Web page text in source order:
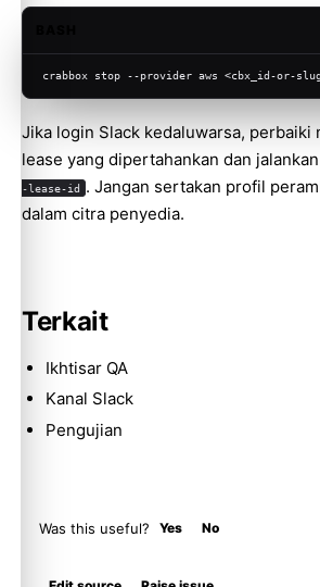
crabbox stop --provider aws <cbx_id-or-
Jika login Slack kedaluwarsa, perbaiki
lease yang dipertahankan dan
-lease-id . Jangan sertakan profil
dalam citra penyedia.
Terkait
Ikhtisar QA
Kanal Slack
Pengujian
Was this useful? Yes No
Molty